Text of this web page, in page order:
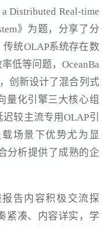
Distributed Real-time
》为题，分享了分
统OLAP系统存在数
低等问题，OceanBa
创新设计了混合列式
量化引擎三大核心组
较主流专用OLAP引
场景下优势尤为显
分析提供了成熟的企
告内容积极交流探
紧凑、内容详实，学